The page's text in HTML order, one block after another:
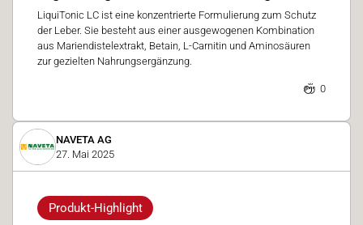
LiquiTonic LC ist eine konzentrierte Formulierung zum Schutz
der Leber. Sie besteht aus einer ausgewogenen Kombination
aus Mariendistelextrakt, Betain, L-Carnitin und Aminosäuren
zur gezielten Nahrungsergänzung.
0
NAVETA AG
27. Mai 2025
Produkt-Highlight